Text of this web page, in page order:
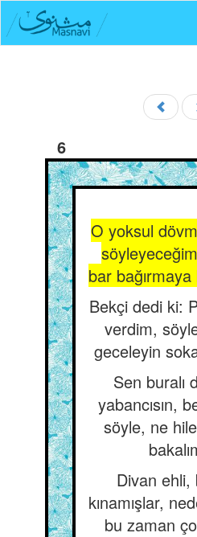
6
O yoksul
bar bağırmaya
Bekçi dedi ki:
verdim,
geceleyin
Sen buralı
yabancısın,
söyle, ne
Divan ehli,
kınamışlar,
bu zaman